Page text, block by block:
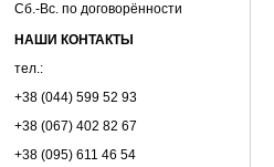
Сб.-Вс. по договорённости
НАШИ КОНТАКТЫ
тел.:
+38 (044) 599 52 93
+38 (067) 402 82 67
+38 (095) 611 46 54